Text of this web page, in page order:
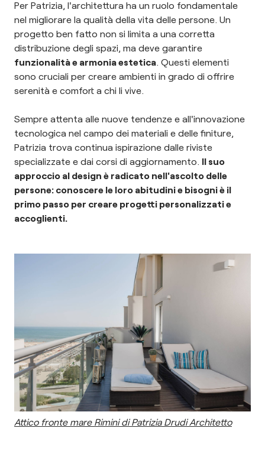
Per Patrizia, l'architettura ha un ruolo fondamentale
nel migliorare la qualità della vita delle persone. Un
progetto ben fatto non si limita a una corretta
distribuzione degli spazi, ma deve garantire
funzionalità e armonia estetica. Questi elementi
sono cruciali per creare ambienti in grado di offrire
serenità e comfort a chi li vive.
Sempre attenta alle nuove tendenze e all'innovazione
tecnologica nel campo dei materiali e delle finiture,
Patrizia trova continua ispirazione dalle riviste
specializzate e dai corsi di aggiornamento. Il suo
approccio al design è radicato nell'ascolto delle
persone: conoscere le loro abitudini e bisogni è il
primo passo per creare progetti personalizzati e
accoglienti.
Attico fronte mare Rimini di Patrizia Drudi Architetto